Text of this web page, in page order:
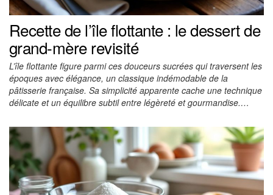
Recette de l’île flottante : le dessert de
grand-mère revisité
L’île flottante figure parmi ces douceurs sucrées qui traversent les
époques avec élégance, un classique indémodable de la
pâtisserie française. Sa simplicité apparente cache une technique
délicate et un équilibre subtil entre légèreté et gourmandise.…